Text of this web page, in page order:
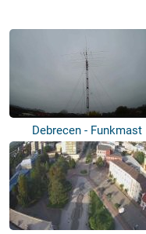
Debrecen - Funkmast